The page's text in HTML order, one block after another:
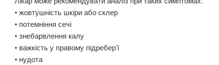
• жовтушність шкіри або склер
• потемніння сечі
• знебарвлення калу
• важкість у правому підребер’ї
• нудота